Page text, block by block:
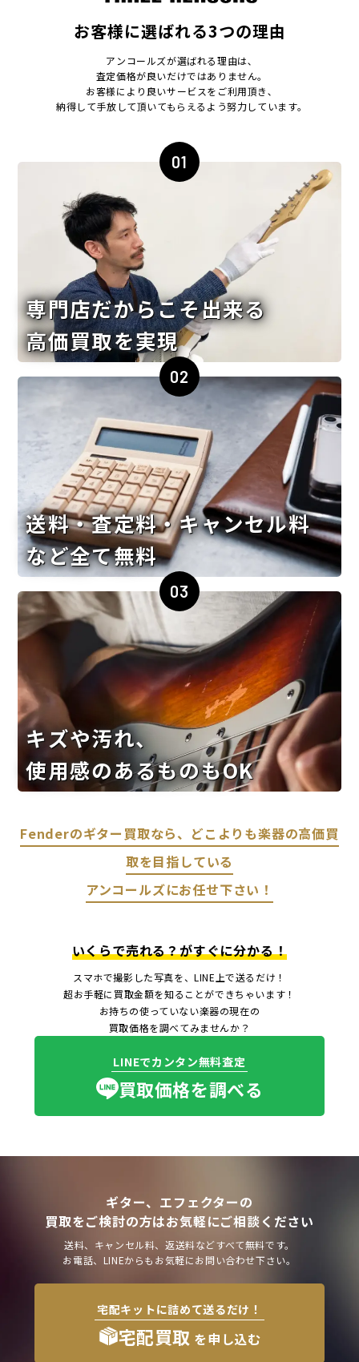
お客様に選ばれる3つの理由
アンコールズが選ばれる理由は､
査定価格が良いだけではありません｡
お客様により良いサービスをご利用頂き､
納得して手放して頂いてもらえるよう努力しています｡
01
専門店だからこそ出来る
高価買取を実現
02
送料・査定料・キャンセル料
など全て無料
03
キズや汚れ、
使用感のあるものもOK
Fenderのギター買取なら、どこよりも楽器の高価買
取を目指している
アンコールズにお任せ下さい！
いくらで売れる？がすぐに分かる！
スマホで撮影した写真を、LINE上で送るだけ！
超お手軽に買取金額を知ることができちゃいます！
お持ちの使っていない楽器の現在の
買取価格を調べてみませんか？
LINEでカンタン無料査定
買取価格を調べる
ギター、エフェクターの
買取をご検討の方はお気軽にご相談ください
送料、キャンセル料、返送料などすべて無料です。
お電話、LINEからもお気軽にお問い合わせ下さい。
宅配キットに詰めて送るだけ！
宅配買取 を申し込む